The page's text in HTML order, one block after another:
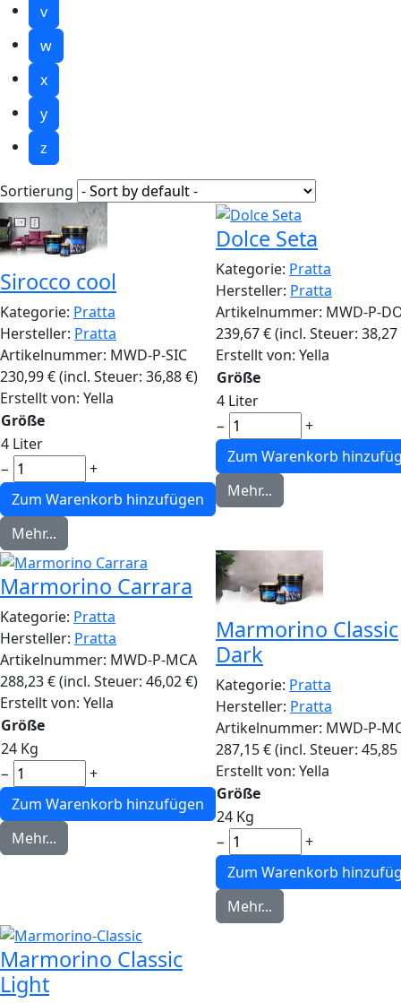
v
w
x
y
z
Sortierung
Sirocco cool
Kategorie: Pratta
Hersteller: Pratta
Artikelnummer: MWD-P-SIC
230,99€(incl. Steuer: 36,88€)
Erstellt von: Yella
Größe
4 Liter
−
+
Mehr...
Dolce Seta
Kategorie: Pratta
Hersteller: Pratta
Artikelnummer: MWD-P-
239,67€(incl. Steuer: 38,27
Erstellt von: Yella
Größe
4 Liter
−
+
Mehr...
Marmorino Carrara
Kategorie: Pratta
Hersteller: Pratta
Artikelnummer: MWD-P-MCA
288,23€(incl. Steuer: 46,02€)
Erstellt von: Yella
Größe
24 Kg
−
+
Mehr...
Marmorino Classic
Dark
Kategorie: Pratta
Hersteller: Pratta
Artikelnummer: MWD-P-
287,15€(incl. Steuer: 45,85
Erstellt von: Yella
Größe
24 Kg
−
+
Mehr...
Marmorino Classic
Light